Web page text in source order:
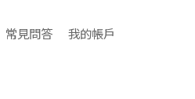
常見問答 我的帳戶